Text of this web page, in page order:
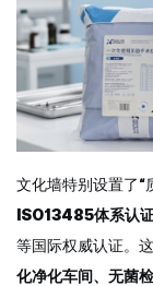
文化墙特别设置了“
ISO13485体系认
等国际权威认证。
化净化车间、无菌